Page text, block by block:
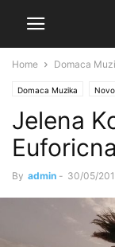
Home Domaca
Domaca Muzika
Jelena
Euforicna
By admin - 30/05/